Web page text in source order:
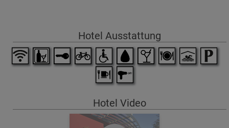
Hotel Ausstattung
Hotel Video